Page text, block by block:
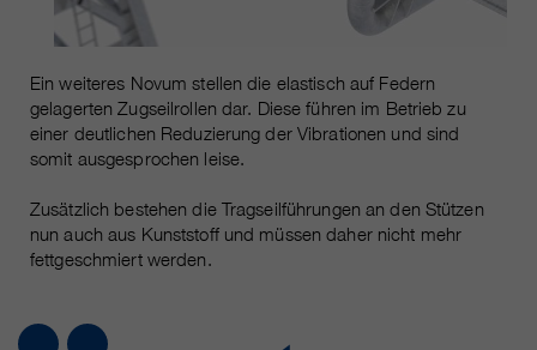
Ein weiteres Novum stellen die elastisch auf Federn
gelagerten Zugseilrollen dar. Diese führen im Betrieb zu
einer deutlichen Reduzierung der Vibrationen und sind
somit ausgesprochen leise.
Zusätzlich bestehen die Tragseilführungen an den Stützen
nun auch aus Kunststoff und müssen daher nicht mehr
fettgeschmiert werden.